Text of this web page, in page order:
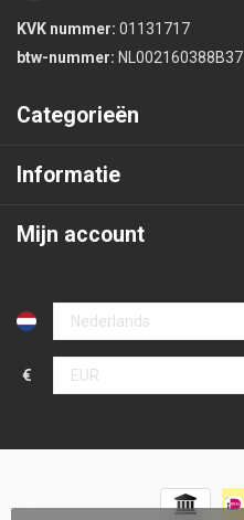
KVK nummer: 01131717
btw-nummer: NL002160388B37
Categorieën
Informatie
Mijn account
€